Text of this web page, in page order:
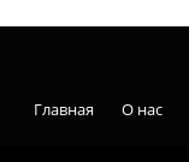
Главная О нас